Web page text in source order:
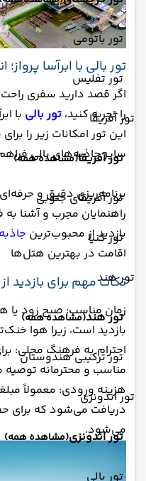
تور باتومی
تور تفلیس
تور آفریقا
تور آفریقا(مشاهده همه)
تور آفریقای جنوبی
تور کنیا
تور هند
تور هند(مشاهده همه)
تور ترکیبی هندوستان
تور اندونزی
تور اندونزی(مشاهده همه)
تور بالی
تور بالی با ابرآسا
اگر قصد دارید سفری
را تجربه کنید، تور بالی با
این تور امکانات زیر را
سایر جاذبه‌های بالی
برنامه‌ریزی دقیق و حرفه‌ای
راهنمایان مجرب و آشنا
بازدید از محبوب‌ترین
اقامت در بهترین هتل‌ها
نکات مهم برای بازدید
زمان مناسب: صبح زود یا
بازدید است، زیرا هوا
احترام به فرهنگ محلی:
مناسب و محترمانه
هزینه ورودی: معمولاً
دریافت می‌شود که برای
می‌شود.